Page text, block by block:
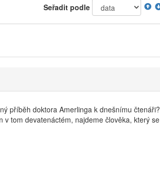
Seřadit podle
příběh doktora Amerlinga k dnešnímu čtenáři?
v tom devatenáctém, najdeme člověka, který se